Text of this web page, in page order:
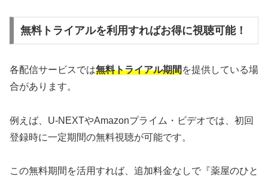
無料トライアルを利用すればお得に視聴可能！
各配信サービスでは無料トライアル期間を提供している場
合があります。
例えば、U-NEXTやAmazonプライム・ビデオでは、初回
登録時に一定期間の無料視聴が可能です。
この無料期間を活用すれば、追加料金なしで『薬屋のひと